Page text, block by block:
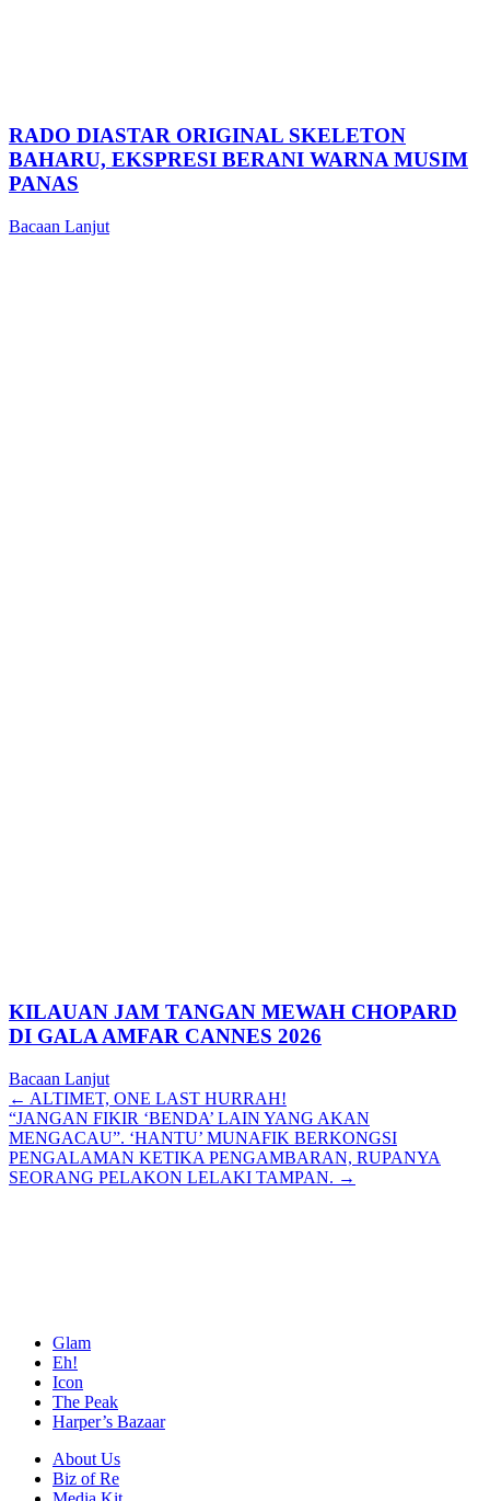
RADO DIASTAR ORIGINAL SKELETON
BAHARU, EKSPRESI BERANI WARNA MUSIM
PANAS
Bacaan Lanjut
KILAUAN JAM TANGAN MEWAH CHOPARD
DI GALA AMFAR CANNES 2026
Bacaan Lanjut
Posts
navigation
← ALTIMET, ONE LAST HURRAH!
“JANGAN FIKIR ‘BENDA’ LAIN YANG AKAN
MENGACAU”. ‘HANTU’ MUNAFIK BERKONGSI
PENGALAMAN KETIKA PENGAMBARAN, RUPANYA
SEORANG PELAKON LELAKI TAMPAN. →
Glam
Eh!
Icon
The Peak
Harper’s Bazaar
About Us
Biz of Re